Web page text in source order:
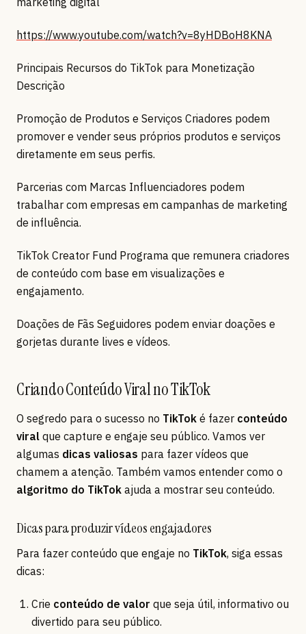
https://www.youtube.com/watch?v=8yHDBoH8KNA
Principais Recursos do TikTok para Monetização
Descrição
Promoção de Produtos e Serviços Criadores podem
promover e vender seus próprios produtos e serviços
diretamente em seus perfis.
Parcerias com Marcas Influenciadores podem
trabalhar com empresas em campanhas de marketing
de influência.
TikTok Creator Fund Programa que remunera criadores
de conteúdo com base em visualizações e
engajamento.
Doações de Fãs Seguidores podem enviar doações e
gorjetas durante lives e vídeos.
Criando Conteúdo Viral no TikTok
O segredo para o sucesso no TikTok é fazer conteúdo
viral que capture e engaje seu público. Vamos ver
algumas dicas valiosas para fazer vídeos que
chamem a atenção. Também vamos entender como o
algoritmo do TikTok ajuda a mostrar seu conteúdo.
Dicas para produzir vídeos engajadores
Para fazer conteúdo que engaje no TikTok, siga essas
dicas:
Crie conteúdo de valor que seja útil, informativo ou
divertido para seu público.